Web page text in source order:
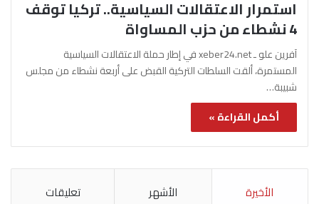
استمرار الاعتقالات السياسية.. تركيا توقف
4 نشطاء من حزب المساواة
آفرين علو ـ xeber24.net في إطار حملة الاعتقالات السياسية
المستمرة، ألقت السلطات التركية القبض على أربعة نشطاء من مجلس
شبيبة…
أكمل القراءة »
الأخيرة الأشهر تعليقات